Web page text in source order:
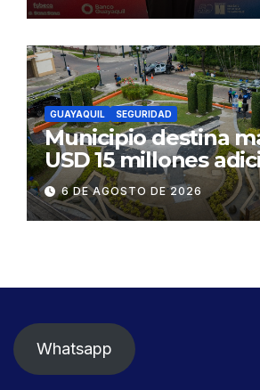
GUAYAQUIL SEGURIDAD
Municipio destina
USD 15 millones
SEGURA EP para
seguridad
6 DE AGOSTO DE 2026
Whatsapp